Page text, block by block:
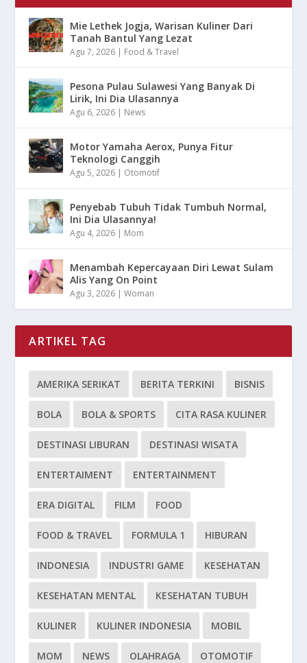
Mie Lethek Jogja, Warisan Kuliner Dari
Tanah Bantul Yang Lezat
Agu 7, 2026 | Food & Travel
Pesona Pulau Sulawesi Yang Banyak Di
Lirik, Ini Dia Ulasannya
Agu 6, 2026 | News
Motor Yamaha Aerox, Punya Fitur
Teknologi Canggih
Agu 5, 2026 | Otomotif
Penyebab Tubuh Tidak Tumbuh Normal,
Ini Dia Ulasannya!
Agu 4, 2026 | Mom
Menambah Kepercayaan Diri Lewat Sulam
Alis Yang On Point
Agu 3, 2026 |Woman
ARTIKEL TAG
AMERIKA SERIKAT BERITA TERKINI BISNIS
BOLA BOLA & SPORTS CITA RASA KULINER
DESTINASI LIBURAN DESTINASI WISATA
ENTERTAIMENT ENTERTAINMENT
ERA DIGITAL FILM FOOD
FOOD & TRAVEL FORMULA 1 HIBURAN
INDONESIA INDUSTRI GAME KESEHATAN
KESEHATAN MENTAL KESEHATAN TUBUH
KULINER KULINER INDONESIA MOBIL
MOM NEWS OLAHRAGA OTOMOTIF